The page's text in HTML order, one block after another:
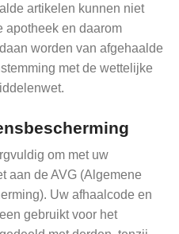
artikelen kunnen niet
apotheek en daarom
worden van afgehaalde
met de wettelijke
om met uw
aan de AVG (Algemene
Uw afhaalcode en
gebruikt voor het